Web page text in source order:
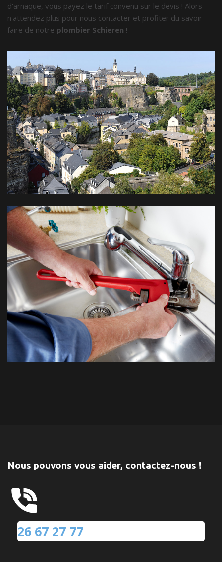
d'arnaque, vous payez le tarif convenu sur le devis ! Alors
n'attendez plus pour nous contacter et profiter du savoir-
faire de notre plombier Schieren !
Nous pouvons vous aider, contactez-nous !
26 67 27 77